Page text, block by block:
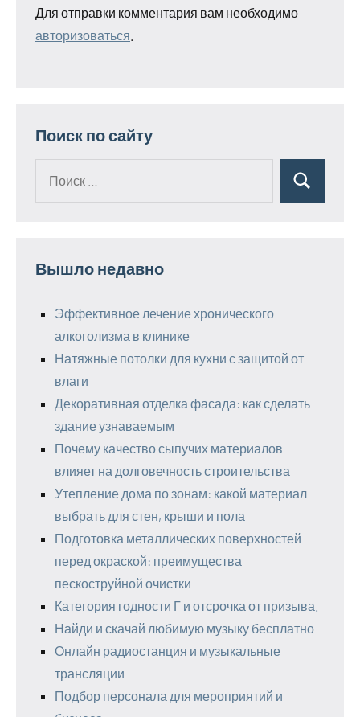
Для отправки комментария вам необходимо
авторизоваться
Поиск по сайту
Поиск
Вышло недавно
Эффективное лечение хронического
алкоголизма в клинике
Натяжные потолки для кухни с защитой от
влаги
Декоративная отделка фасада: как сделать
здание узнаваемым
Почему качество сыпучих материалов
влияет на долговечность строительства
Утепление дома по зонам: какой материал
выбрать для стен, крыши и пола
Подготовка металлических поверхностей
перед окраской: преимущества
пескоструйной очистки
Категория годности Г и отсрочка от призыва.
Найди и скачай любимую музыку бесплатно
Онлайн радиостанция и музыкальные
трансляции
Подбор персонала для мероприятий и